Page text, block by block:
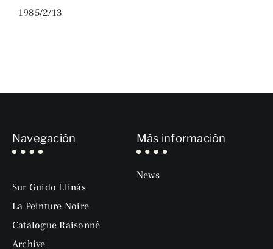
1985/2/13
Navegación
Sur Guido Llinás
La Peinture Noire
Catalogue Raisonné
Archive
Más información
News